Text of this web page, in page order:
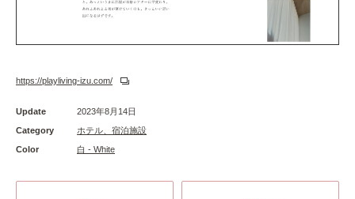
https://playliving-izu.com/
Update
2023年8月14日
Category
ホテル、宿泊施設
Color
白 - White